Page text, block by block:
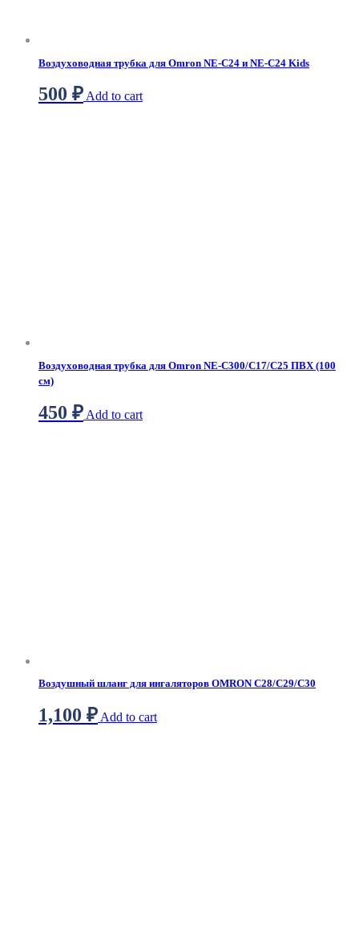
Воздуховодная трубка для Omron NE-C24 и NE-C24 Kids
500 ₽Add to cart
Воздуховодная трубка для Omron NE-С300/С17/С25 ПВХ (100
см)
450 ₽ Add to cart
Воздушный шланг для ингаляторов OMRON С28/С29/С30
1,100 ₽ Add to cart